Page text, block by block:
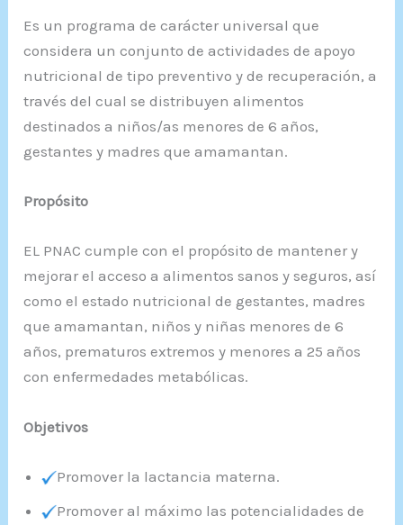
Es un programa de carácter universal que
considera un conjunto de actividades de apoyo
nutricional de tipo preventivo y de recuperación, a
través del cual se distribuyen alimentos
destinados a niños/as menores de 6 años,
gestantes y madres que amamantan.
Propósito
EL PNAC cumple con el propósito de mantener y
mejorar el acceso a alimentos sanos y seguros, así
como el estado nutricional de gestantes, madres
que amamantan, niños y niñas menores de 6
años, prematuros extremos y menores a 25 años
con enfermedades metabólicas.
Objetivos
Promover la lactancia materna.
Promover al máximo las potencialidades de